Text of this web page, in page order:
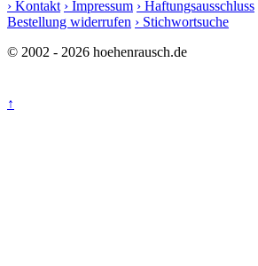
› Kontakt › Impressum › Haftungsausschluss
Bestellung widerrufen › Stichwortsuche
© 2002 - 2026 hoehenrausch.de
↑